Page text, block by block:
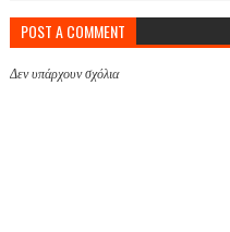
POST A COMMENT
Δεν υπάρχουν σχόλια